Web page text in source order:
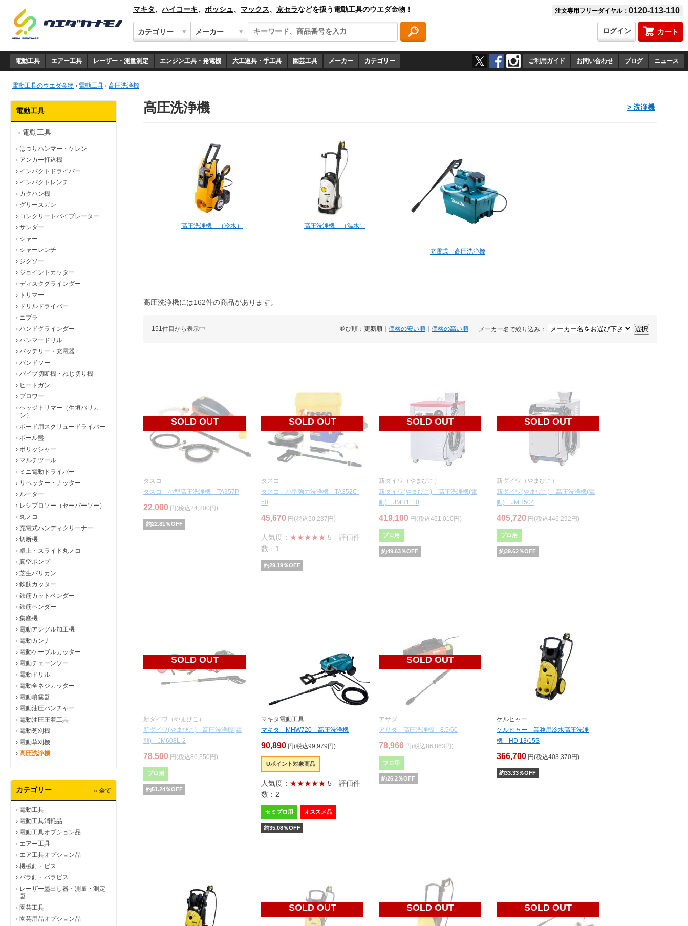
マキタ、ハイコーキ、 ボッシュ、 マックス、 京セラなどを扱う電動工具のウエダ金物！ 注文専用フリーダイヤル： 0120-113-110
カート
ログイン
電動工具 エアー工具 レーザー・測量測定 エンジン工具・発電機 大工道具・手工具 園芸工具 メーカー カテゴリー ご利用ガイド お問い合わせ ブログ ニュース
電動工具のウエダ金物 › 電動工具 › 高圧洗浄機
電動工具
› 電動工具
› はつりハンマー・ケレン
› アンカー打込機
› インパクトドライバー
› インパクトレンチ
› カクハン機
› グリースガン
› コンクリートバイブレーター
› サンダー
› シャー
› シャーレンチ
› ジグソー
› ジョイントカッター
› ディスクグラインダー
› トリマー
› ドリルドライバー
› ニブラ
› ハンドグラインダー
› ハンマードリル
› バッテリー・充電器
› バンドソー
› パイプ切断機・ねじ切り機
› ヒートガン
› ブロワー
› ヘッジトリマー（生垣バリカ
ン）
› ボード用スクリュードライバー
› ボール盤
› ポリッシャー
› マルチツール
› ミニ電動ドライバー
› リベッター・ナッター
› ルーター
› レシプロソー（セーバーソー）
› 丸ノコ
› 充電式ハンディクリーナー
› 切断機
› 卓上・スライド丸ノコ
› 真空ポンプ
› 芝生バリカン
› 鉄筋カッター
› 鉄筋カットベンダー
› 鉄筋ベンダー
› 集塵機
› 電動アングル加工機
› 電動カンナ
› 電動ケーブルカッター
› 電動チェーンソー
› 電動ドリル
› 電動全ネジカッター
› 電動噴霧器
› 電動油圧パンチャー
› 電動油圧圧着工具
› 電動芝刈機
› 電動草刈機
› 高圧洗浄機
カテゴリー » 全て
› 電動工具
› 電動工具消耗品
› 電動工具オプション品
› エアー工具
› エア工具オプション品
› 機械釘・ビス
› バラ釘・バラビス
› レーザー墨出し器・測量・測定
器
› 園芸工具
› 園芸用品オプション品
高圧洗浄機 > 洗浄機
高圧洗浄機 （冷水） 高圧洗浄機 （温水）
充電式 高圧洗浄機
高圧洗浄機には162件の商品があります。
151件目から表示中 メーカー名で絞り込み：
並び順： 更新順 価格の安い順 価格の高い順
SOLD OUT
タスコ
タスコ 小型高圧洗浄機 TA357P
22,000 円(税込24,200円)
約22.81 ％OFF
SOLD OUT
タスコ
タスコ 小型強力洗浄機 TA352C-
50
45,670 円(税込50,237円)
人気度： ★★★★★ 5 評価件
数：1
約29.19％OFF
SOLD OUT
新ダイワ（やまびこ）
新ダイワ(やまびこ) 高圧洗浄機(電
動) JMH1110
419,100 円(税込461,010円)
プロ用
約49.63％OFF
SOLD OUT
新ダイワ（やまびこ）
新ダイワ(やまびこ) 高圧洗浄機(電
動) JMH504
405,720 円(税込446,292円)
プロ用
約39.62％OFF
SOLD OUT
新ダイワ（やまびこ）
新ダイワ(やまびこ) 高圧洗浄機(電
動) JM608L-2
78,500 円(税込86,350円)
プロ用
約51.24％OFF
マキタ電動工具
マキタ MHW720 高圧洗浄機
90,890 円(税込99,979円)
Uポイント対象商品
人気度： ★★★★★ 5 評価件
数：2
セミプロ用 オススメ品
約35.08％OFF
SOLD OUT
アサダ
アサダ 高圧洗浄機 8.5/60
78,966 円(税込86,863円)
プロ用
約26.2％OFF
ケルヒャー
ケルヒャー 業務用冷水高圧洗浄
機 HD 13/15S
366,700 円(税込403,370円)
約33.33％OFF
SOLD OUT SOLD OUT SOLD OUT